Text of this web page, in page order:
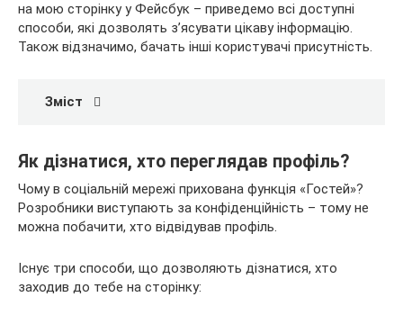
на мою сторінку у Фейсбук – приведемо всі доступні
способи, які дозволять з’ясувати цікаву інформацію.
Також відзначимо, бачать інші користувачі присутність.
Зміст
Як дізнатися, хто переглядав профіль?
Чому в соціальній мережі прихована функція «Гостей»?
Розробники виступають за конфіденційність – тому не
можна побачити, хто відвідував профіль.
Існує три способи, що дозволяють дізнатися, хто
заходив до тебе на сторінку: